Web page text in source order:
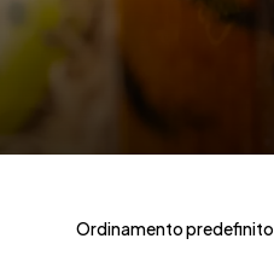
Ordinamento predefinito